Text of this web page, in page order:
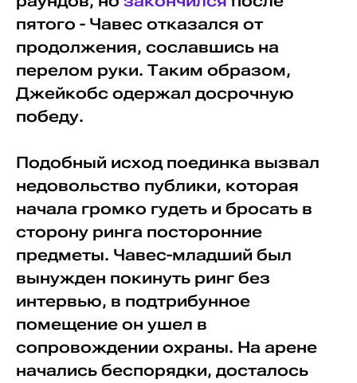
пятого - Чавес отказался от
продолжения, сославшись на
перелом руки. Таким образом,
Джейкобс одержал досрочную
победу.
Подобный исход поединка вызвал
недовольство публики, которая
начала громко гудеть и бросать в
сторону ринга посторонние
предметы. Чавес-младший был
вынужден покинуть ринг без
интервью, в подтрибунное
помещение он ушел в
сопровождении охраны. На арене
начались беспорядки, досталось